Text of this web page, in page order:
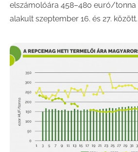
elszámolóára 458–480 euró/
alakult szeptember 16. és 27. között.